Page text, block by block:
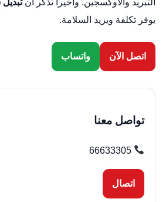
التبريد والاوكسجين. واخيراً تذكر ان
يوفر تكلفة ويزيد السلامة.
اتصل الآن واتساب
تواصل معنا
66633305
اتصال